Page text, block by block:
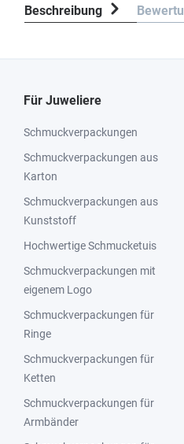
Beschreibung
Für Juweliere
Schmuckverpackungen
Schmuckverpackungen aus
Karton
Schmuckverpackungen aus
Kunststoff
Hochwertige Schmucketuis
Schmuckverpackungen mit
eigenem Logo
Schmuckverpackungen für
Ringe
Schmuckverpackungen für
Ketten
Schmuckverpackungen für
Armbänder